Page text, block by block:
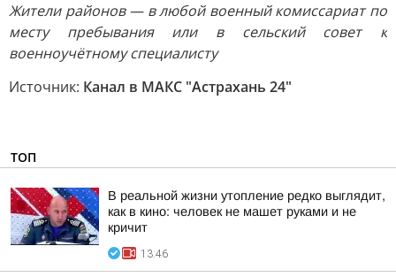
Жители районов — в любой военный комиссариат по
месту пребывания или в сельский совет к
военноучётному специалисту
Источник: Канал в МАКС "Астрахань 24"
ТОП
В реальной жизни утопление редко выглядит,
как в кино: человек не машет руками и не
кричит
13:46